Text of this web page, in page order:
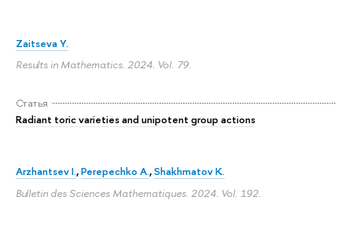
Zaitseva Y.
Results in Mathematics. 2024. Vol. 79.
Статья
Radiant toric varieties and unipotent group actions
Arzhantsev I.,Perepechko A.,Shakhmatov K.
Bulletin des Sciences Mathematiques. 2024. Vol. 192.